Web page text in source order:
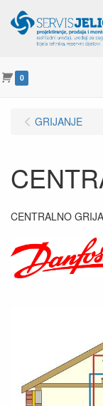
0
GRIJANJE
CENTRALNO